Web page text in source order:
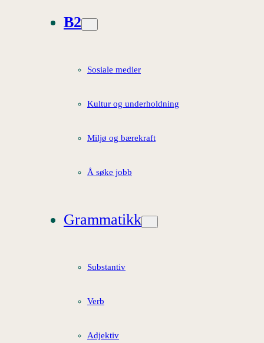
B2
Sosiale medier
Kultur og underholdning
Miljø og bærekraft
Å søke jobb
Grammatikk
Substantiv
Verb
Adjektiv